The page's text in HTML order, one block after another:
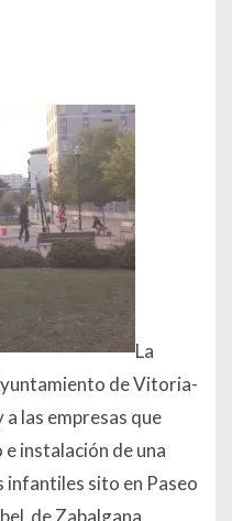
La
de Vitoria-
las empresas que
instalación de una
infantiles sito en Paseo
de Zabalgana